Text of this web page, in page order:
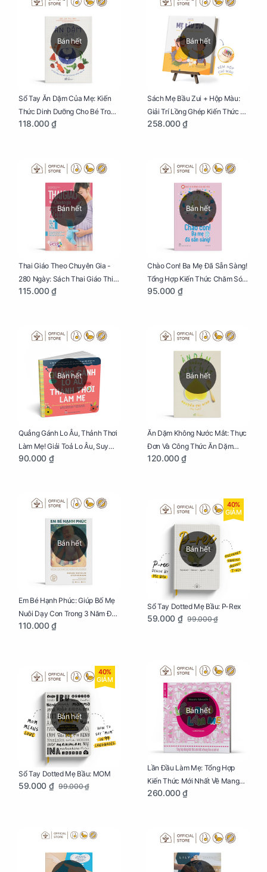
Bán hết
Sổ Tay Ăn Dặm Của Mẹ: Kiến
Thức Dinh Dưỡng Cho Bé Trong
Tuổi Ăn Dặm
118.000 ₫
Bán hết
Sách Mẹ Bầu Zui + Hộp Màu:
Giải Trí Lồng Ghép Kiến Thức Và
Lời Khuyên Mang Thai Bổ Ích
258.000 ₫
Bán hết
Thai Giáo Theo Chuyên Gia -
280 Ngày: Sách Thai Giáo Thiết
Thực Nhất Cho Mẹ Bầu
115.000 ₫
Bán hết
Chào Con! Ba Mẹ Đã Sẵn Sàng!
Tổng Hợp Kiến Thức Chăm Sóc
Trẻ Sơ Sinh
95.000 ₫
Bán hết
Quẳng Gánh Lo Âu, Thảnh Thơi
Làm Mẹ! Giải Toả Lo Âu, Suy
Nghĩ Tiêu Cực Cho Mẹ
90.000 ₫
Bán hết
Ăn Dặm Không Nước Mắt: Thực
Đơn Và Công Thức Ăn Dặm
Kiểu Nhật
120.000 ₫
Bán hết
Em Bé Hạnh Phúc: Giúp Bố Mẹ
Nuôi Dạy Con Trong 3 Năm Đầu
Đời
110.000 ₫
Bán hết
40%
GIẢM
Sổ Tay Dotted Mẹ Bầu: P-Rex
59.000 ₫ 99.000 ₫
Bán hết
40%
GIẢM
Sổ Tay Dotted Mẹ Bầu: MOM
59.000 ₫ 99.000 ₫
Bán hết
Lần Đầu Làm Mẹ: Tổng Hợp
Kiến Thức Mới Nhất Về Mang
Thai Và Sinh Nở Cho Mẹ Bầu
260.000 ₫